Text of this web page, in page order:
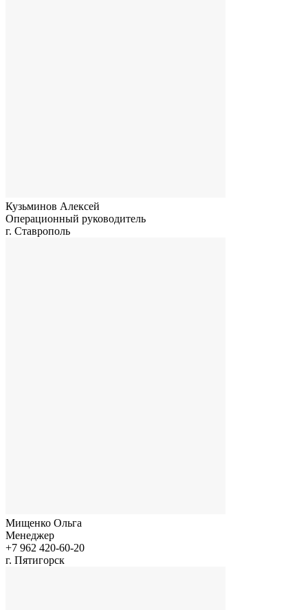
Кузьминов Алексей
Операционный руководитель
г. Ставрополь
Мищенко Ольга
Менеджер
+7 962 420-60-20
г. Пятигорск